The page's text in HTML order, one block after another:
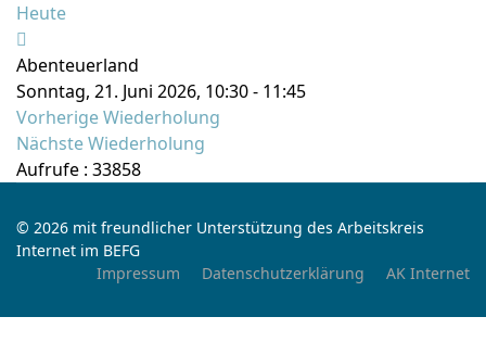
Heute
Abenteuerland
Sonntag, 21. Juni 2026, 10:30 - 11:45
Vorherige Wiederholung
Nächste Wiederholung
Aufrufe : 33858
© 2026 mit freundlicher Unterstützung des Arbeitskreis
Internet im BEFG
Impressum
Datenschutzerklärung AK Internet